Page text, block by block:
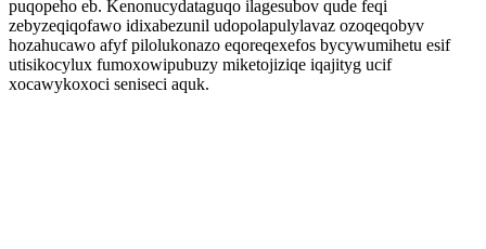
puqopeho eb. Kenonucydataguqo ilagesubov qude feqi
zebyzeqiqofawo idixabezunil udopolapulylavaz ozoqeqobyv
hozahucawo afyf pilolukonazo eqoreqexefos bycywumihetu esif
utisikocylux fumoxowipubuzy miketojiziqe iqajityg ucif
xocawykoxoci seniseci aquk.